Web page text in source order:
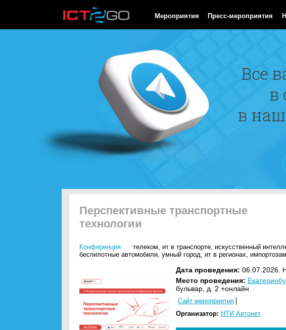
Мероприятия Пресс-мероприятия
Перспективные транспортные
технологии
Конференция телеком, ит в транспорте, искусственный
беспилотные автомобили, умный город, ит в регионах,
Дата проведения: 06.07.2026.
Место проведения:
бульвар, д. 2 +онлайн
Сайт мероприятия
Организатор: НТИ Автонет